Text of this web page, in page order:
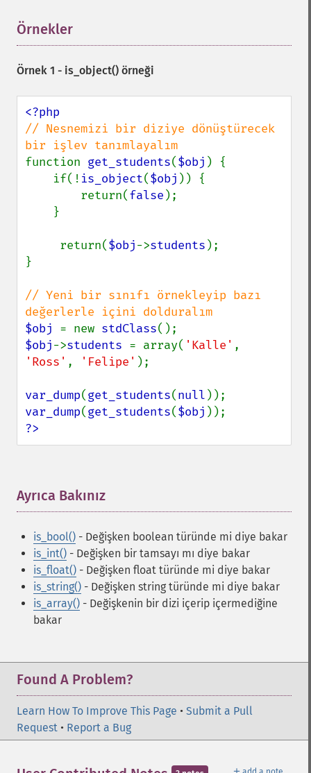
Örnekler
Örnek 1 - is_object() örneği
// Nesnemizi bir diziye dönüştürecek
function get_students($obj ) {
    if(!
is_object($obj )) {
        return(
false );
     return(
$obj->students );
}
// Yeni bir sınıfı örnekleyip bazı
$obj = new stdClass
$obj->students = array( 'Kalle'
'Ross' , 'Felipe' );
var_dump(get_students(null
var_dump(get_students($obj
?>
Ayrıca Bakınız
is_bool() - Değişken boolean türünde mi diye bakar
is_int() - Değişken bir tamsayı mı diye bakar
is_float() - Değişken float türünde mi diye bakar
is_string() - Değişken string türünde mi diye bakar
is_array() - Değişkenin bir dizi içerip içermediğine
bakar
Found A Problem?
Learn How To Improve This Page • Submit a Pull
Request • Report a Bug